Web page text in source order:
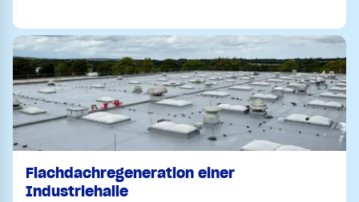
Flachdachregeneration einer
Industriehalle